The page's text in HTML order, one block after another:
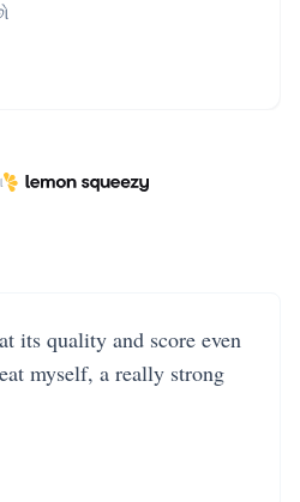
its quality and score even
myself, a really strong